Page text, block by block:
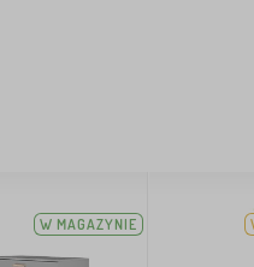
W MAGAZYNIE